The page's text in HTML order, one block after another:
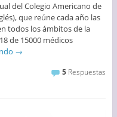
del Colegio Americano de
que reúne cada año las
todos los ámbitos de la
de 15000 médicos
→
5 Respuestas